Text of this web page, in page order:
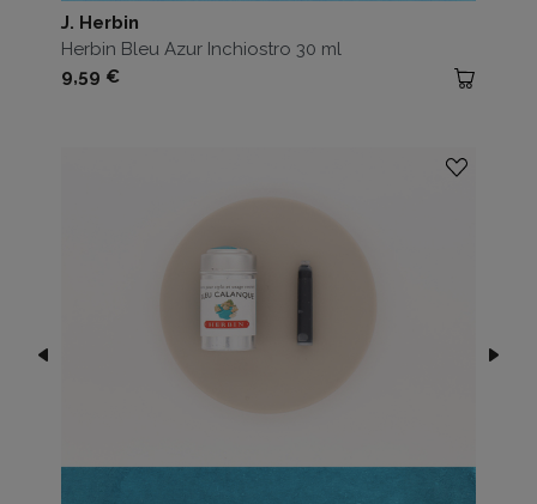
J. Herbin
Herbin Bleu Azur Inchiostro 30 ml
Prezzo
9,59 €